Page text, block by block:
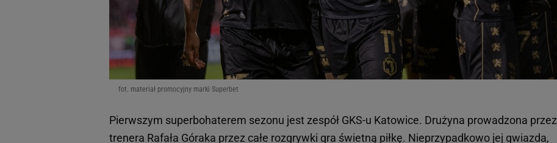
fot. materiał promocyjny marki Superbet
Pierwszym superbohaterem sezonu jest zespół GKS-u Katowice. Drużyna prowadzona przez
trenera Rafała Góraka przez całe rozgrywki gra świetną piłkę. Nieprzypadkowo jej gwiazda,